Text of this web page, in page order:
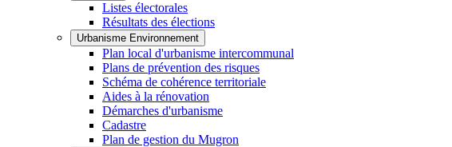
Listes électorales
Résultats des élections
Urbanisme Environnement
Plan local d'urbanisme intercommunal
Plans de prévention des risques
Schéma de cohérence territoriale
Aides à la rénovation
Démarches d'urbanisme
Cadastre
Plan de gestion du Mugron